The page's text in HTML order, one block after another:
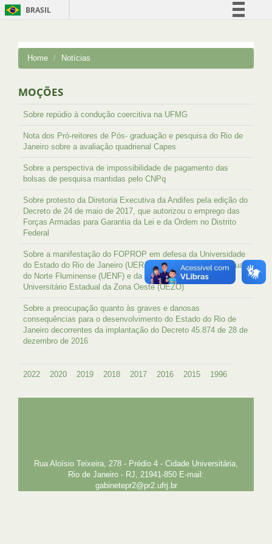
BRASIL
Comunica BR
Canais
Home Notícias
MOÇÕES
Sobre repúdio à condução coercitiva na UFMG
Nota dos Pró-reitores de Pós- graduação e pesquisa do Rio de
Janeiro sobre a avaliação quadrienal Capes
Sobre a perspectiva de impossibilidade de pagamento das
bolsas de pesquisa mantidas pelo CNPq
Sobre protesto da Diretoria Executiva da Andifes pela edição do
Decreto de 24 de maio de 2017, que autorizou o emprego das
Forças Armadas para Garantia da Lei e da Ordem no Distrito
Federal
Sobre a manifestação do FOPROP em defesa da Universidade
do Estado do Rio de Janeiro (UERJ), da Universidade Estadual
do Norte Fluminense (UENF) e da Fundação Centro
Universitário Estadual da Zona Oeste (UEZO)
Sobre a preocupação quanto às graves e danosas
consequências para o desenvolvimento do Estado do Rio de
Janeiro decorrentes da implantação do Decreto 45.874 de 28 de
dezembro de 2016
2022 2020 2019 2018 2017 2016 2015 1996
Rua Aloísio Teixeira, 278 - Prédio 4 - Cidade Universitária,
Rio de Janeiro - RJ, 21941-850 E-mail:
gabinetepr2@pr2.ufrj.br